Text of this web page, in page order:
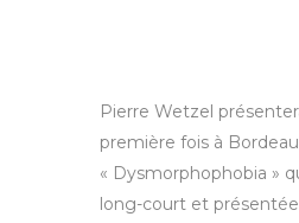
Pierre Wetzel
première fois à
« Dysmorphophobia »
long-court et présentée